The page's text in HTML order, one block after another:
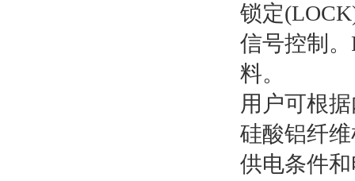
锁定
信号控制
料。
用户可根
硅酸铝纤
供电条件